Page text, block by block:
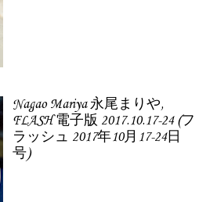
Nagao Mariya 永尾まりや,
FLASH 電子版 2017.10.17-24 (フ
ラッシュ 2017年10月17-24日
号)